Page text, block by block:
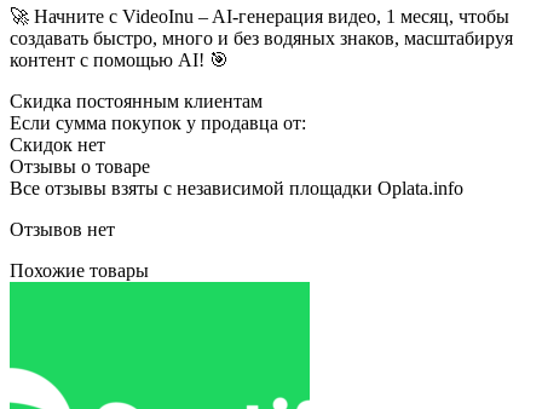
🚀 Начните с VideoInu – AI-генерация видео, 1 месяц, чтобы
создавать быстро, много и без водяных знаков, масштабируя
контент с помощью AI! 🎯
Скидка постоянным клиентам
Если сумма покупок у продавца от:
Скидок нет
Отзывы о товаре
Все отзывы взяты с независимой площадки Oplata.info
Отзывов нет
Похожие товары